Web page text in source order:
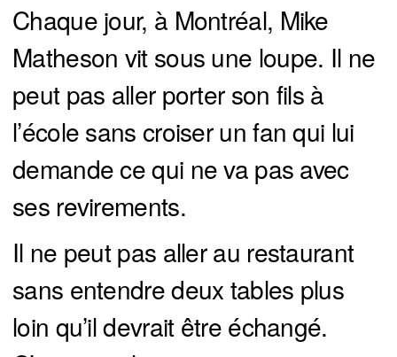
Chaque jour, à Montréal, Mike
Matheson vit sous une loupe. Il ne
peut pas aller porter son fils à
l’école sans croiser un fan qui lui
demande ce qui ne va pas avec
ses revirements.
Il ne peut pas aller au restaurant
sans entendre deux tables plus
loin qu’il devrait être échangé.